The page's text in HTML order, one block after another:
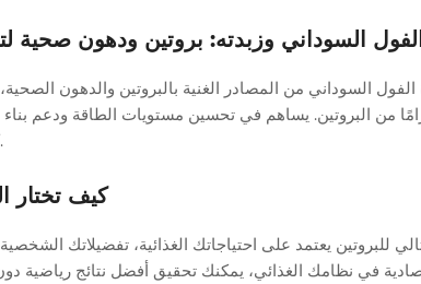
الفول السوداني وزبدته: بروتين ودهون صحية
حوالي 26 غرامًا من البروتين. يساهم في تحسين مستويات الطاقة ودعم
كوجبة خفيفة قبل التمارين.
كيف تختار
للبروتين يعتمد على احتياجاتك الغذائية، تفضيلاتك
في نظامك الغذائي، يمكنك تحقيق أفضل نتائج رياضية